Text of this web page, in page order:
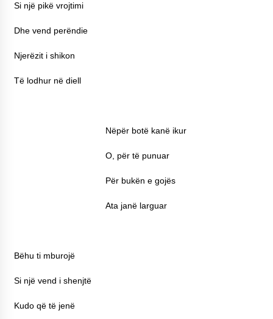
Si një pikë vrojtimi
Dhe vend perëndie
Njerëzit i shikon
Të lodhur në diell
Nëpër botë kanë ikur
O, për të punuar
Për bukën e gojës
Ata janë larguar
Bëhu ti mburojë
Si një vend i shenjtë
Kudo që të jenë